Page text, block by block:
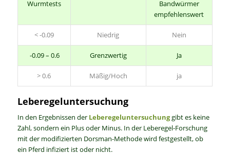
Wurmtests
Bandwürmer
empfehlenswert
< -0.09 Niedrig Nein
-0.09 – 0.6 Grenzwertig Ja
> 0.6 Mäßig/Hoch ja
Leberegeluntersuchung
In den Ergebnissen der Leberegeluntersuchunggibt es keine
Zahl, sondern ein Plus oder Minus. In der Leberegel-Forschung
mit der modifizierten Dorsman-Methode wird festgestellt, ob
ein Pferd infiziert ist oder nicht.